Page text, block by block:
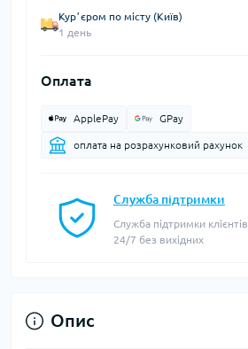
Курʼєром по місту (Київ)
1 день
Оплата
ApplePay GPay
оплата на розрахунковий рахунок
Служба підтримки
Служба підтримки клієнтів
24/7 без вихідних
Опис